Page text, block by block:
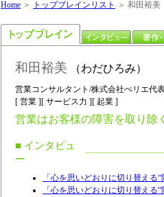
Home ＞ トップブレインリスト ＞ 和田裕美
和田裕美 （わだひろみ）
営業コンサルタント/株式会社ぺリエ代
[ 営業 ][ サービス力 ][ 起業 ]
営業はお客様の障害を取り除
■ インタビュ
ー
「心を思いどおりに切り替える
「心を思いどおりに切り替える